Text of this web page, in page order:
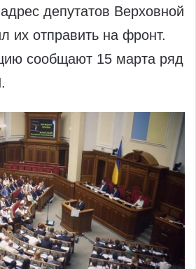
депутатов Верховной
их отправить на фронт.
сообщают 15 марта ряд